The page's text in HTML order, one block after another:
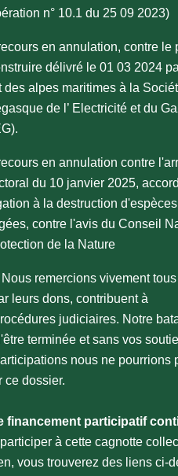
n° 10.1 du 25 09 2023)
en annulation, contre le
délivré le 01 03 2024
des alpes maritimes à la
de l’ Electricité et du
en annulation contre
du 10 janvier 2025,
à la destruction d'espèces
contre l'avis du Conseil
de la Nature
remercions vivement tous
leurs dons, contribuent à
judiciaires. Notre
terminée et sans vos
nous ne pourrions
ce dossier.
financement participatif
à cette cagnotte
vous trouverez des liens ci-